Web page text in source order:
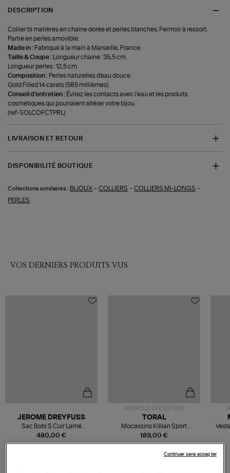
DESCRIPTION
Collier bi matières en chaine dorée et perles blanches. Fermoir à ressort.
Partie en perles amovible.
Made in : Fabriqué à la main à Marseille, France.
Taille & Coupe :
Longueur chaine : 35,5 cm.
Longueur perles : 12,5 cm.
Composition : Perles naturelles d'eau douce.
Gold Filled 14 carats (585 millièmes).
Conseil d'entretien : Évitez les contacts avec l’eau et les produits
cosmétiques qui pourraient altérer votre bijou.
(ref-SOLCOFCTPRL)
LIVRAISON ET RETOUR
DISPONIBILITÉ BOUTIQUE
Collections similaires : BIJOUX -COLLIERS -COLLIERS MI-LONGS -
PERLES
VOS DERNIERS PRODUITS VUS
480,00 €
JEROME DREYFUSS
Sac Bobi S Cuir Lamé
Champagne
NOUVELLE COLLECTION
189,00 €
TORAL
Mocassins Killian Sport
Mousse
Continuer sans accepter